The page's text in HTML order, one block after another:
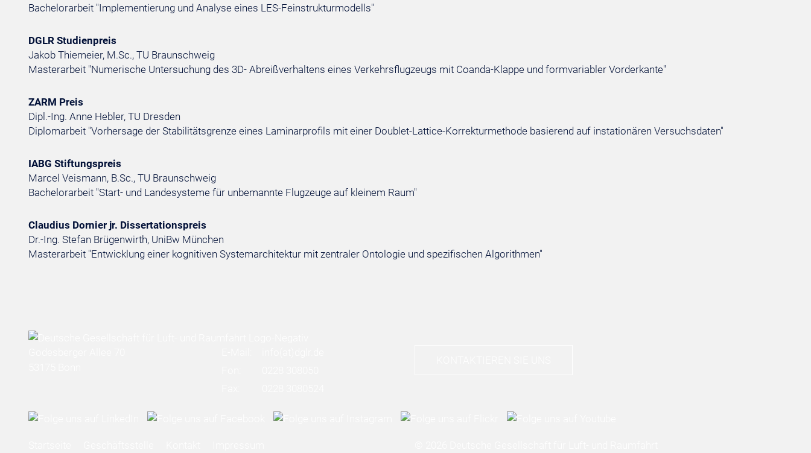
Bachelorarbeit "Implementierung und Analyse eines LES-Feinstrukturmodells"
DGLR Studienpreis
Jakob Thiemeier, M.Sc., TU Braunschweig
Masterarbeit "Numerische Untersuchung des 3D- Abreißverhaltens eines Verkehrsflugzeugs mit Coanda-Klappe und formvariabler Vorderkante"
ZARM Preis
Dipl.-Ing. Anne Hebler, TU Dresden
Diplomarbeit "Vorhersage der Stabilitätsgrenze eines Laminarprofils mit einer Doublet-Lattice-Korrekturmethode basierend auf instationären Versuchsdaten"
IABG Stiftungspreis
Marcel Veismann, B.Sc., TU Braunschweig
Bachelorarbeit "Start- und Landesysteme für unbemannte Flugzeuge auf kleinem Raum"
Claudius Dornier jr. Dissertationspreis
Dr.-Ing. Stefan Brügenwirth, UniBw München
Masterarbeit "Entwicklung einer kognitiven Systemarchitektur mit zentraler Ontologie und spezifischen Algorithmen"